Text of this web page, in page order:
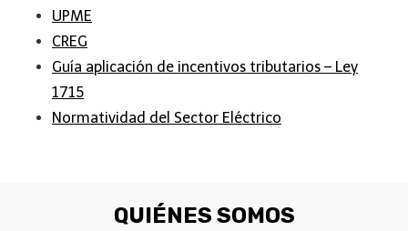
UPME
CREG
Guía aplicación de incentivos tributarios – Ley
1715
Normatividad del Sector Eléctrico
QUIÉNES SOMOS